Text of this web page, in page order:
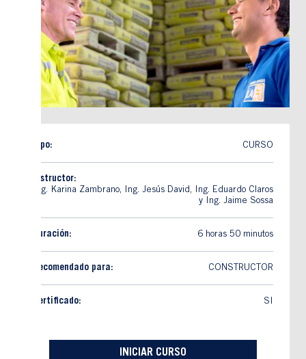
Tipo: CURSO
Instructor:
Ing. Karina Zambrano, Ing. Jesús David, Ing. Eduardo Claros
y Ing. Jaime Sossa
Duración: 6 horas 50 minutos
Recomendado para: CONSTRUCTOR
Certificado: SI
INICIAR CURSO